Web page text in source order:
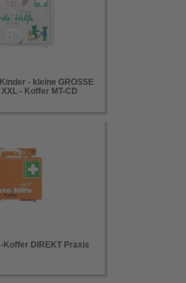
- kleine GROSSE
- Koffer MT-CD
Koffer DIREKT Praxis